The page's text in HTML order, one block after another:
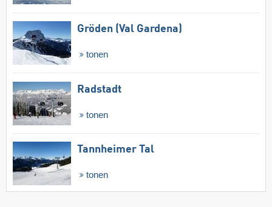
Gröden (Val Gardena)
tonen
Radstadt
tonen
Tannheimer Tal
tonen